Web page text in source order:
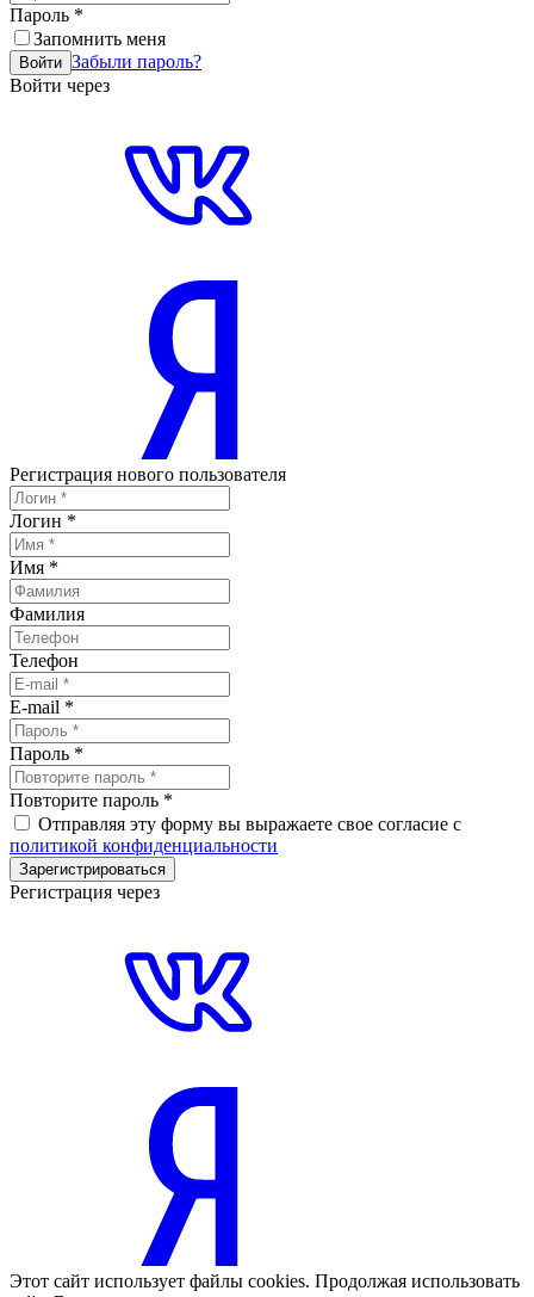
Пароль *
Запомнить меня
Войти Забыли пароль?
Войти через
Регистрация нового пользователя
Логин *
Имя *
Фамилия
Телефон
E-mail *
Пароль *
Повторите пароль *
Отправляя эту форму вы выражаете свое согласие с
политикой конфиденциальности
Зарегистрироваться
Регистрация через
Этот сайт использует файлы cookies. Продолжая использовать